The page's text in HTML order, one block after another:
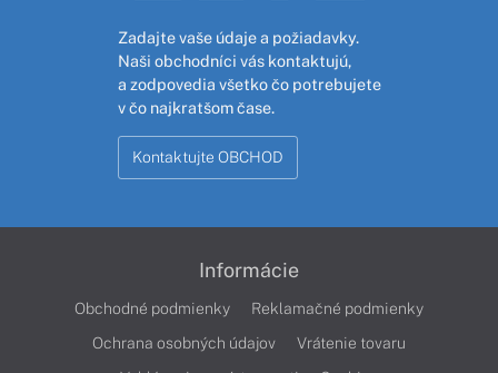
Zadajte vaše údaje a požiadavky.
Naši obchodníci vás kontaktujú,
a zodpovedia všetko čo potrebujete
v čo najkratšom čase.
Kontaktujte OBCHOD
Informácie
Obchodné podmienky
Reklamačné podmienky
Ochrana osobných údajov
Vrátenie tovaru